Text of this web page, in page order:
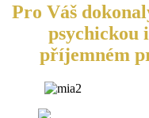
Pro Váš
psychickou
příjemném